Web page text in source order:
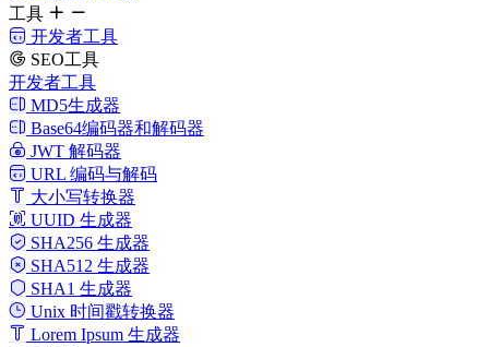
工具
开发者工具
SEO工具
开发者工具
MD5生成器
Base64编码器和解码器
JWT 解码器
URL 编码与解码
大小写转换器
UUID 生成器
SHA256 生成器
SHA512 生成器
SHA1 生成器
Unix 时间戳转换器
Lorem Ipsum 生成器